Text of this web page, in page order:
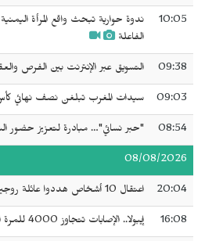
10:05
ندوة حوارية تبحث واقع المرأة
الفاعلة
09:38 التسويق عبر الإنترنت بين الفرص
09:03 سيدات المغرب تبلغن نصف نهائي كأس
08:54 "حبر نسائي"… مبادرة لتعزيز حضور
08/08/2026
20:04 اعتقال 10 أشخاص هددوا عائلة روجين كابايش
16:08 إيبولا.. الإصابات تتجاوز 4000 للمرة الأولى منذ تفشي الوباء